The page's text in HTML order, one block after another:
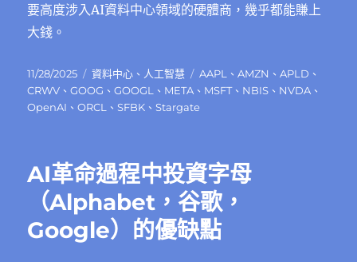
要高度涉入AI資料中心領域的硬體商，幾乎都能賺上
大錢。
發
佈
日
11/28/2025
分
類
資料中心 、 人工智慧
標
籤
AAPL 、AMZN 、APLD 、
CRWV 、GOOG 、GOOGL 、 META 、 MSFT、 NBIS 、 NVDA 、
OpenAI 、ORCL 、SFBK 、Stargate
AI革命過程中投資字母
（Alphabet，谷歌，
Google）的優缺點